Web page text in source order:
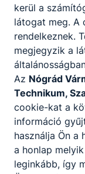
kerül a
látogat meg. A
rendelkeznek.
megjegyzik a
Az Nógrád
Technikum,
cookie-kat a
információ
használja Ön a
a honlap
leginkább, így